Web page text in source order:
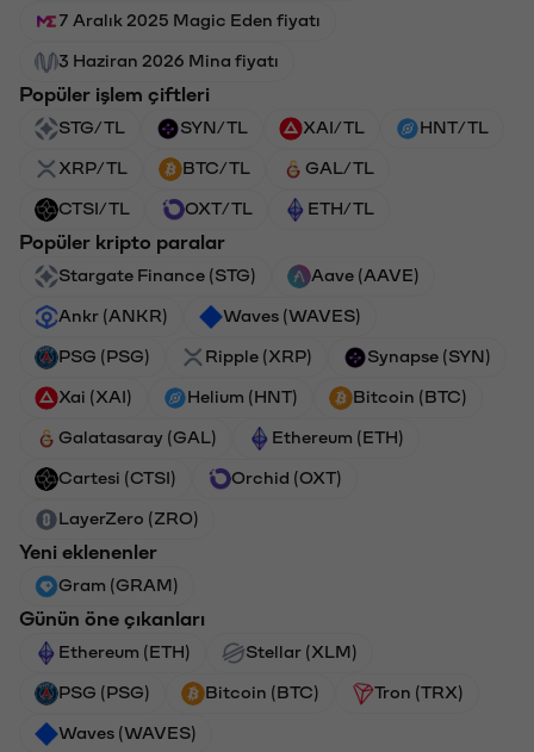
7 Aralık 2025 Magic Eden fiyatı
3 Haziran 2026 Mina fiyatı
Popüler işlem çiftleri
STG/TL SYN/TL XAI/TL HNT/TL
XRP/TL BTC/TL GAL/TL
CTSI/TL OXT/TL ETH/TL
Popüler kripto paralar
Stargate Finance (STG) Aave (AAVE)
Ankr (ANKR) Waves (WAVES)
PSG (PSG) Ripple (XRP) Synapse (SYN)
Xai (XAI) Helium (HNT) Bitcoin (BTC)
Galatasaray (GAL) Ethereum (ETH)
Cartesi (CTSI) Orchid (OXT)
LayerZero (ZRO)
Yeni eklenenler
Gram (GRAM)
Günün öne çıkanları
Ethereum (ETH) Stellar (XLM)
PSG (PSG) Bitcoin (BTC) Tron (TRX)
Waves (WAVES)